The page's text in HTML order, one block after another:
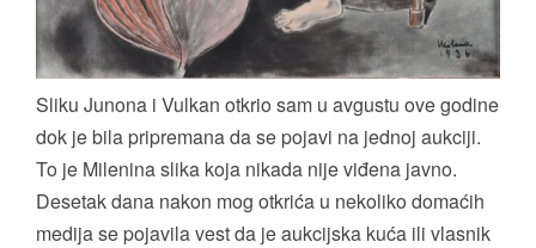
Sliku Junona i Vulkan otkrio sam u avgustu ove godine
dok je bila pripremana da se pojavi na jednoj aukciji.
To je Milenina slika koja nikada nije viđena javno.
Desetak dana nakon mog otkrića u nekoliko domaćih
medija se pojavila vest da je aukcijska kuća ili vlasnik